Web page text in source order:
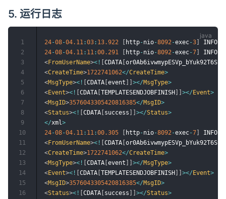
5. 运行日志
24-08-04.11 :03 : 13.922 http- nio-8092-exec-3 INFO
24-08-04.11 : 11 :00.291 http- nio-8092-exec-7 INFO
<FromUserName>< ! CDATA or0Ab6ivwmypESVp_bYuk92T6SvU
<CreateTime>1722741062</CreateTime>
<MsgType>< ! CDATA event ></MsgType>
<Event>< ! CDATA TEMPLATESENDJOBFINISH ></ Event>
<MsgID>3576043305420816385</MsgID>
<Status>< ! CDATA success ></Status>
</xml>
24-08-04.11 : 11 :00.305 http- nio-8092-exec-7 INFO
<FromUserName>< ! CDATA or0Ab6ivwmypESVp_bYuk92T6SvU
<CreateTime>1722741062</CreateTime>
<MsgType>< ! CDATA event ></MsgType>
<Event>< ! CDATA TEMPLATESENDJOBFINISH ></ Event>
<MsgID>3576043305420816385</MsgID>
<Status>< ! CDATA success ></Status>
1
2
3
4
5
6
7
8
9
10
11
12
13
14
15
16